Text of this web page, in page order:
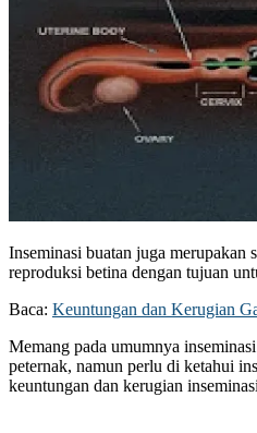
Inseminasi buatan juga merupakan
reproduksi betina dengan tujuan
Baca: Keuntungan dan Kerugian
Memang pada umumnya
peternak, namun perlu di ketahui
keuntungan dan kerugian